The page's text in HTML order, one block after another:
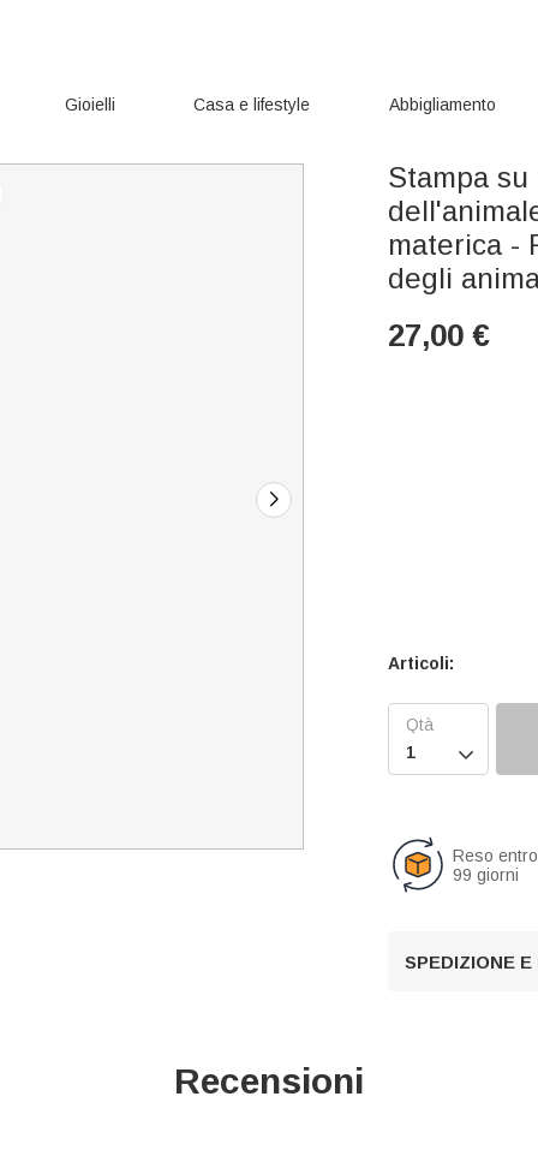
Gioielli Casa e lifestyle Abbigliamento
Stampa
materica -
degli
27,00 €
Articoli:

Reso entro
99 giorni
SPEDIZIONE E
Recensioni